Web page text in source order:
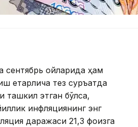
сентябрь ойларида ҳам
етарлича тез суръатда
ташкил этган бўлса,
инфляциянинг энг
даражаси 21,3 фоизга